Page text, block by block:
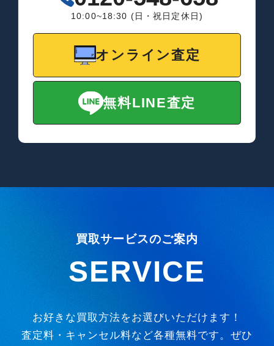
10:00~18:30 (日・祝日定休日)
オンライン査定
無料LINE査定
買取サービスのご案内
SERVICE
お好きな買取方法をお選びいただけます！
査定料・キャンセル料など各種無料です。ぜひ